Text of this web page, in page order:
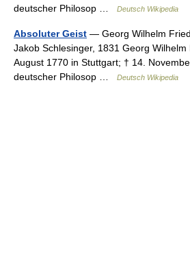
deutscher Philosop …
Deutsch Wikipedia
Absoluter Geist — Georg Wilhelm
Jakob Schlesinger, 1831 Georg Wilhelm
August 1770 in Stuttgart; † 14.
deutscher Philosop …
Deutsch Wikipedia